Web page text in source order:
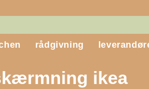
rådgivning
ikea